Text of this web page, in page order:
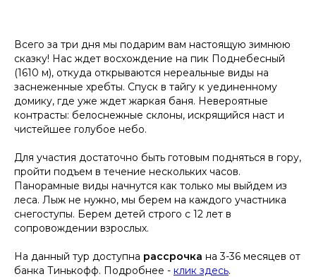
Всего за три дня мы подарим вам настоящую зимнюю
сказку! Нас ждет восхождение на пик Поднебесный
(1610 м), откуда открываются нереальные виды на
заснеженные хребты. Спуск в тайгу к уединенному
домику, где уже ждет жаркая баня. Невероятные
контрасты: белоснежные склоны, искрящийся наст и
чистейшее голубое небо.
Для участия достаточно быть готовым подняться в гору,
пройти подъем в течение нескольких часов.
Панорамные виды начнутся как только мы выйдем из
леса. Лыж не нужно, мы берем на каждого участника
снегоступы. Берем детей строго с 12 лет в
сопровождении взрослых.
На данный тур доступна рассрочка на 3-36 месяцев от
банка Тинькофф. Подробнее - клик здесь.